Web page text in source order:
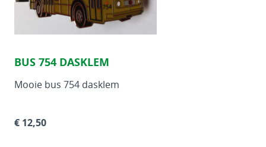
BUS 754 DASKLEM
Mooie bus 754 dasklem
€ 12,50